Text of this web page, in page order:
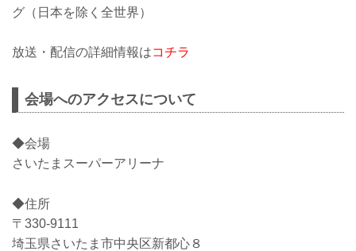
グ（日本を除く全世界）
放送・配信の詳細情報はコチラ
会場へのアクセスについて
◆会場
さいたまスーパーアリーナ
◆住所
〒330-9111
埼玉県さいたま市中央区新都心８